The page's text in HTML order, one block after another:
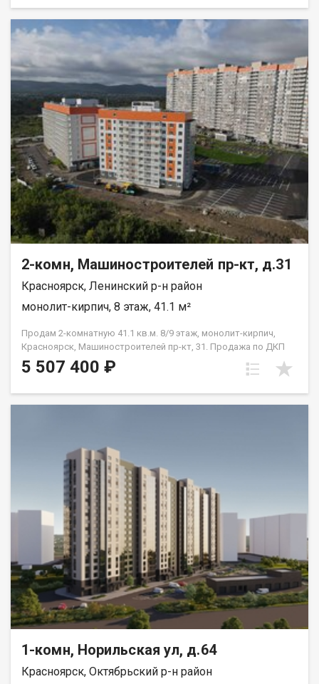
Инфраструктура района развитая: поликлиника взрослая и
детская, много магазинов разных направлений, садики, озеро-
парк Октябрьский-все в шаговой доступности.
2-комн, Машиностроителей пр-кт, д.31
Красноярск, Ленинский р-н район
монолит-кирпич, 8 этаж, 41.1 м²
Продам 2-комнатную 41.1 кв.м. 8/9 этаж, монолит-кирпич,
Красноярск, Машиностроителей пр-кт, 31. Продажа по ДКП
НЕ ОТ ЗАСТРОЙЩИКА
5 507 400 ₽
1-комн, Норильская ул, д.64
Красноярск, Октябрьский р-н район